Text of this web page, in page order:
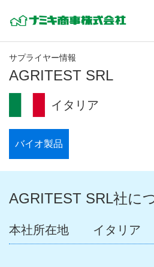
サプライヤー情報
AGRITEST SRL
イタリア
バイオ製品
AGRITEST SRL社に
本社所在地 イタリア